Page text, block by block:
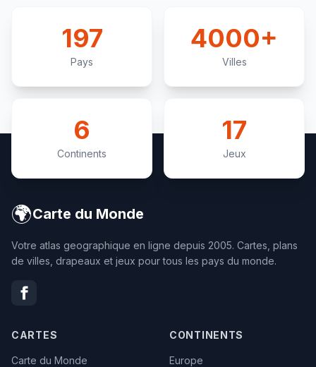
197
Pays
4000+
Villes
6
Continents
17
Jeux
🌍Carte du Monde
Votre atlas geographique en ligne depuis 2005. Cartes, plans
de villes, drapeaux et jeux pour tous les pays du monde.
CARTES
Carte du Monde
CONTINENTS
Europe